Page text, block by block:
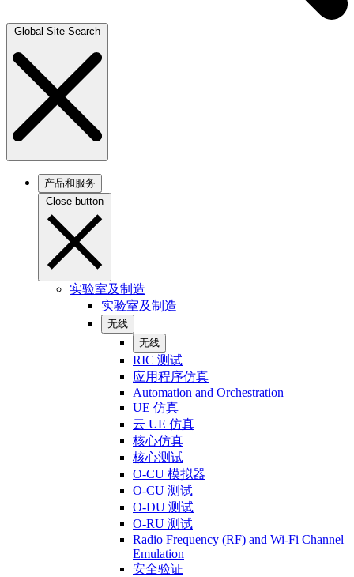
Global Site Search
产品和服务
Close button
实验室及制造
实验室及制造
无线
无线
RIC 测试
应用程序仿真
Automation and Orchestration
UE 仿真
云 UE 仿真
核心仿真
核心测试
O-CU 模拟器
O-CU 测试
O-DU 测试
O-RU 测试
Radio Frequency (RF) and Wi-Fi Channel
Emulation
安全验证